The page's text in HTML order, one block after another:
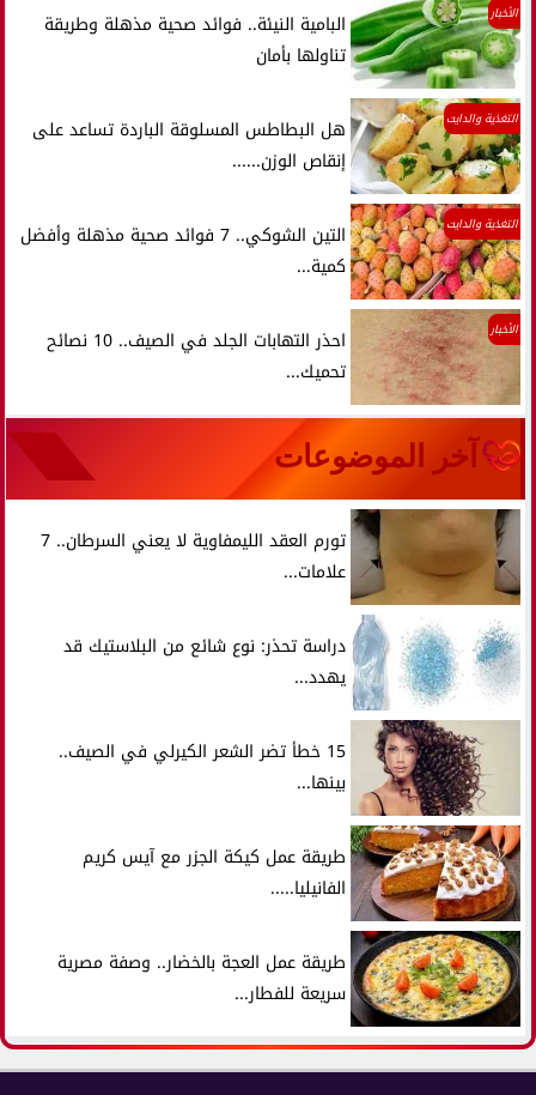
الأخبار
البامية النيئة.. فوائد صحية مذهلة وطريقة
تناولها بأمان
التغذية والدايت
هل البطاطس المسلوقة الباردة تساعد على
إنقاص الوزن......
التغذية والدايت
التين الشوكي.. 7 فوائد صحية مذهلة وأفضل
كمية...
الأخبار
احذر التهابات الجلد في الصيف.. 10 نصائح
تحميك...
آخر الموضوعات
تورم العقد الليمفاوية لا يعني السرطان.. 7
علامات...
دراسة تحذر: نوع شائع من البلاستيك قد
يهدد...
15 خطأ تضر الشعر الكيرلي في الصيف..
بينها...
طريقة عمل كيكة الجزر مع آيس كريم
الفانيليا.....
طريقة عمل العجة بالخضار.. وصفة مصرية
سريعة للفطار...